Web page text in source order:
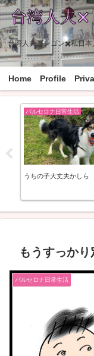
台湾人夫ゴンゴン✖️私日
Home Profile
バルセロナ日常生活
うちの子大丈夫かしら
もうすっかり
バルセロナ日常生活